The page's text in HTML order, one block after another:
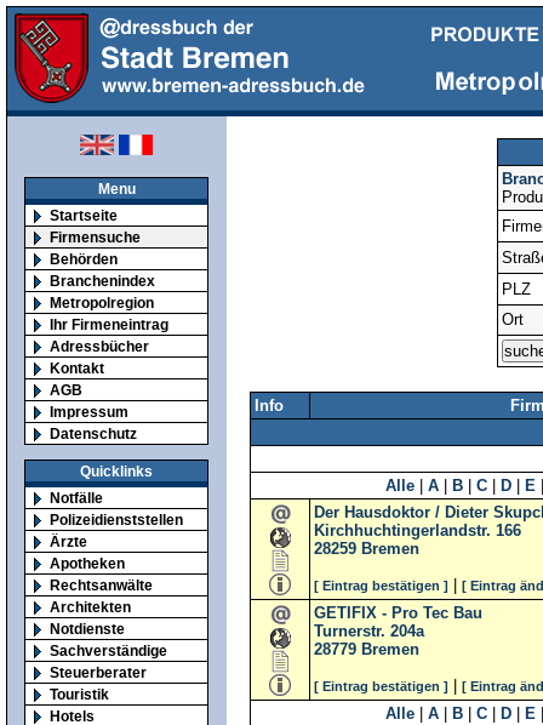
Menu
Startseite
Firmensuche
Behörden
Branchenindex
Metropolregion
Ihr Firmeneintrag
Adressbücher
Kontakt
AGB
Impressum
Datenschutz
Quicklinks
Notfälle
Polizeidienststellen
Ärzte
Apotheken
Rechtsanwälte
Architekten
Notdienste
Sachverständige
Steuerberater
Touristik
Hotels
PLZ
Ort
Info
Alle A B C D E
Der Hausdoktor / Dieter
Kirchhuchtingerlandstr. 166
28259 Bremen
[ Eintrag bestätigen ] [ Eintrag
GETIFIX - Pro Tec Bau
Turnerstr. 204a
28779 Bremen
[ Eintrag bestätigen ] [ Eintrag
Alle A B C D E